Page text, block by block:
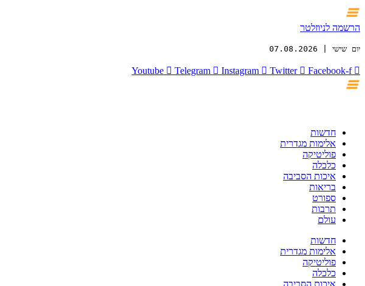
הרשמה לניוזלטר
יום שישי | 07.08.2026
Youtube Telegram Instagram Twitter Facebook-f
חדשות
אלימות מגדרית
פוליטיקה
כלכלה
איכות הסביבה
בריאות
ספורט
תרבות
עולם
חדשות
אלימות מגדרית
פוליטיקה
כלכלה
איכות הסביבה